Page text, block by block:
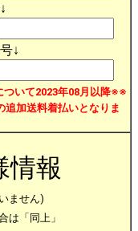
↓
いて2023年08月以降※※
追加送料着払いとなりま
報
ません)
は「同上」